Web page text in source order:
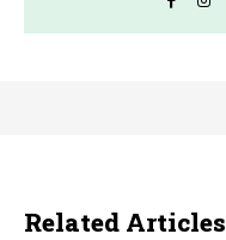
Related Articles